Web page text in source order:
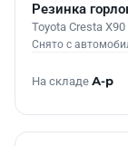
Резинка
Toyota Cresta X90
Снято с
На складе А-р